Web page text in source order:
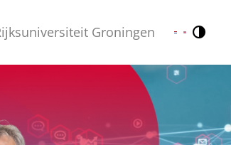
Groningen Nederlands
English